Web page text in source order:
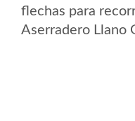
flechas para
Aserradero Llano